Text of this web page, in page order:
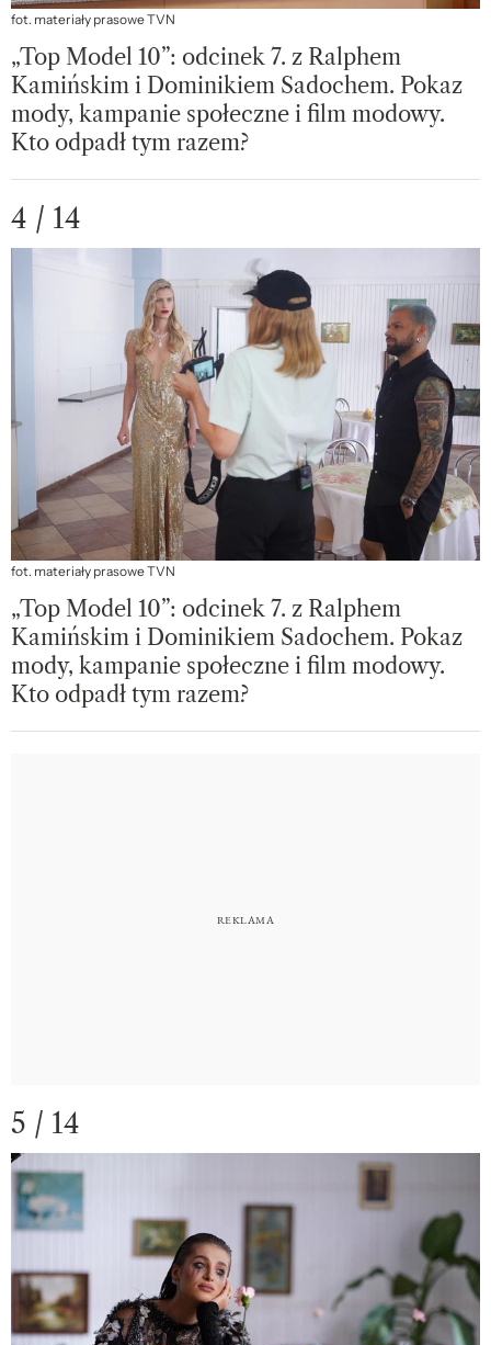
fot. materiały prasowe TVN
„Top Model 10”: odcinek 7. z Ralphem
Kamińskim i Dominikiem Sadochem. Pokaz
mody, kampanie społeczne i film modowy.
Kto odpadł tym razem?
4 / 14
fot. materiały prasowe TVN
„Top Model 10”: odcinek 7. z Ralphem
Kamińskim i Dominikiem Sadochem. Pokaz
mody, kampanie społeczne i film modowy.
Kto odpadł tym razem?
5 / 14